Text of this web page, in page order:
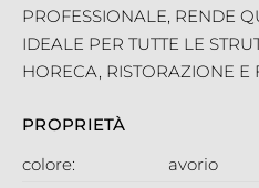
PROFESSIONALE, RENDE
IDEALE PER TUTTE LE
HORECA, RISTORAZIONE E
PROPRIETÀ
colore:
avorio